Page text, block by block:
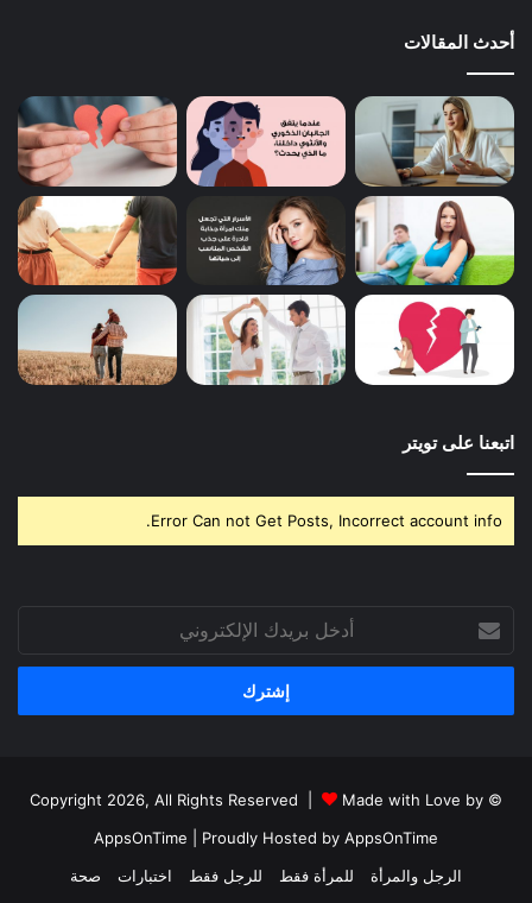
أحدث المقالات
اتبعنا على تويتر
Error Can not Get Posts, Incorrect account info.
بريدك
الإلكتروني
© Copyright 2026, All Rights Reserved |
Made with Love by
AppsOnTime | Proudly Hosted by AppsOnTime
الرجل والمرأة
للمرأة فقط للرجل فقط اختبارات صحة